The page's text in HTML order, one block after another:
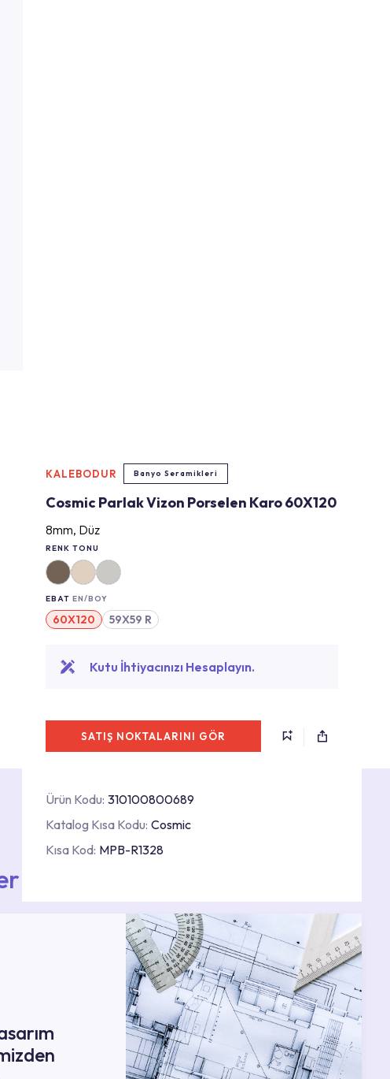
KALEBODUR Banyo Seramikleri
Cosmic Parlak Vizon Porselen Karo 60X120
8mm, Düz
RENK TONU
EBAT EN/BOY
60X120 59X59 R
Kutu İhtiyacınızı Hesaplayın.
SATIŞ NOKTALARINI GÖR
Ürün Kodu: 310100800689
Katalog Kısa Kodu: Cosmic
Kısa Kod: MPB-R1328